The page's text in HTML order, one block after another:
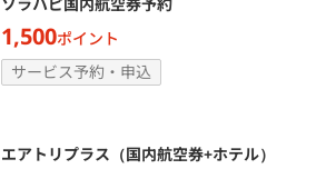
1,500ポイント
サービス予約・申込
エアトリプラス（国内航空券+ホテル）